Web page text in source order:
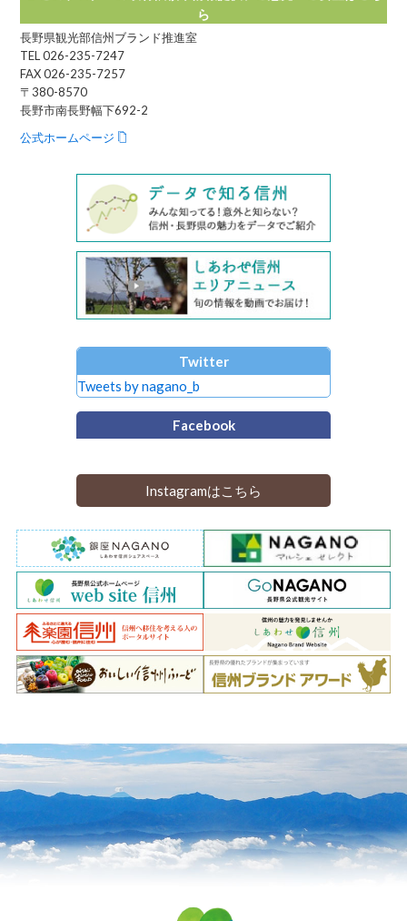
ら
長野県観光部信州ブランド推進室
TEL 026-235-7247
FAX 026-235-7257
〒380-8570
長野市南長野幅下692-2
公式ホームページ
Twitter
Tweets by nagano_b
Facebook
Instagramはこちら